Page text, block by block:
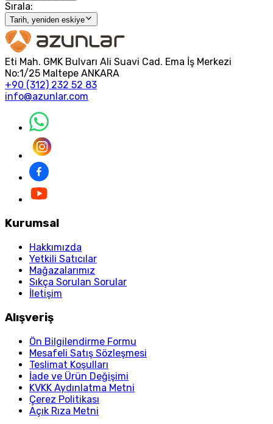
Sırala:
Tarih, yeniden eskiye
Eti Mah. GMK Bulvarı Ali Suavi Cad. Ema İş Merkezi
No:1/25 Maltepe ANKARA
+90 (312) 232 52 83
info@azunlar.com
Kurumsal
Hakkımızda
Yetkili Satıcılar
Mağazalarımız
Sıkça Sorulan Sorular
İletişim
Alışveriş
Ön Bilgilendirme Formu
Mesafeli Satış Sözleşmesi
Teslimat Koşulları
İade ve Ürün Değişimi
KVKK Aydınlatma Metni
Çerez Politikası
Açık Rıza Metni